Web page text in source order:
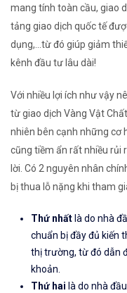
mang tính toàn cầu, giao
tảng giao dịch quốc tế
dụng,...từ đó giúp giảm
kênh đầu tư lâu dài!
Với nhiều lợi ích như vậy
từ giao dịch Vàng Vật
nhiên bên cạnh những cơ
cũng tiềm ẩn rất nhiều rủi
lời. Có 2 nguyên nhân
bị thua lỗ nặng khi tham
Thứ nhất là do nhà
chuẩn bị đầy đủ kiến
thị trường, từ đó dẫn
khoản.
Thứ hai là do nhà